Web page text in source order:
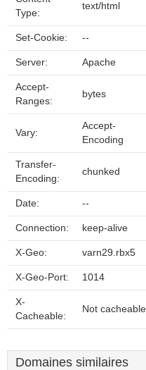
Type:
text/html
Set-Cookie: --
Server: Apache
Accept-
Ranges:
bytes
Vary:
Accept-
Encoding
Transfer-
Encoding:
chunked
Date: --
Connection: keep-alive
X-Geo: varn29.rbx5
X-Geo-Port: 1014
X-
Cacheable:
Not
Domaines similaires